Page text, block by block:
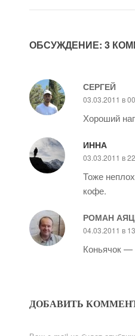
ОБСУЖДЕНИЕ: 3
СЕРГЕЙ
03.03.2011 в
Хороший
ИННА
03.03.2011 в
Тоже
кофе.
РОМАН
04.03.2011 в
Коньячок —
ДОБАВИТЬ